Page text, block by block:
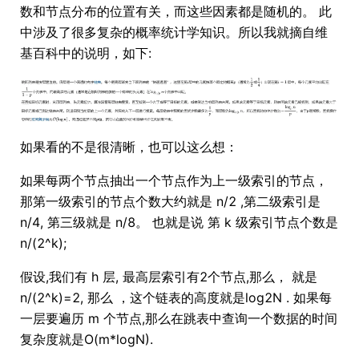
数和节点分布的位置有关，而这些因素都是随机的。 此
中涉及了很多复杂的概率统计学知识。所以我就摘自维
基百科中的说明，如下:
如果看的不是很清晰，也可以这么想：
如果每两个节点抽出一个节点作为上一级索引的节点，
那第一级索引的节点个数大约就是 n/2 ,第二级索引是
n/4, 第三级就是 n/8。 也就是说 第 k 级索引节点个数是
n/(2^k);
假设,我们有 h 层, 最高层索引有2个节点,那么， 就是
n/(2^k)=2, 那么 ，这个链表的高度就是log2N . 如果每
一层要遍历 m 个节点,那么在跳表中查询一个数据的时间
复杂度就是O(m*logN).